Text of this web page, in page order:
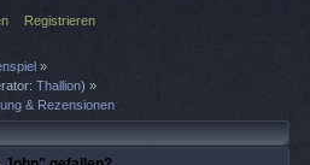
Registrieren
»
Thallion) »
& Rezensionen